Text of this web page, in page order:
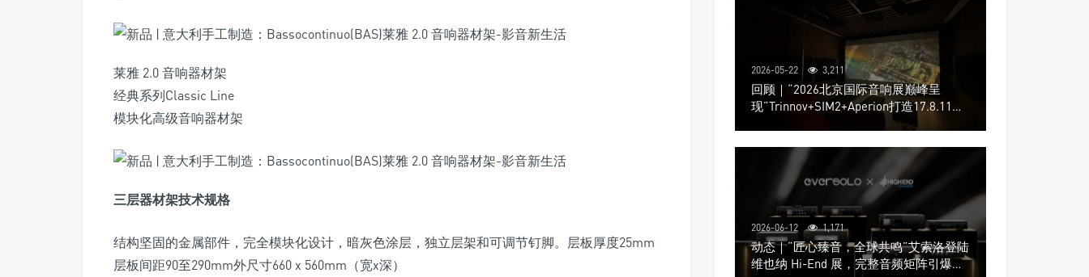
莱雅 2.0 音响器材架
经典系列Classic Line
模块化高级音响器材架
三层器材架技术规格
结构坚固的金属部件，完全模块化设计，暗灰色涂层，独立层架和可调节钉脚。层板厚度25mm
层板间距90至290mm外尺寸660 x 560mm（宽x深）
2026-05-22 3,211
回顾｜“2026北京国际音响展巅峰呈
现”Trinnov+SIM2+Aperion打造17.8.11声
2026-06-12 1,171
动态｜“匠心臻音，全球共鸣”艾索洛登陆
维也纳 Hi-End 展，完整音频矩阵引爆关